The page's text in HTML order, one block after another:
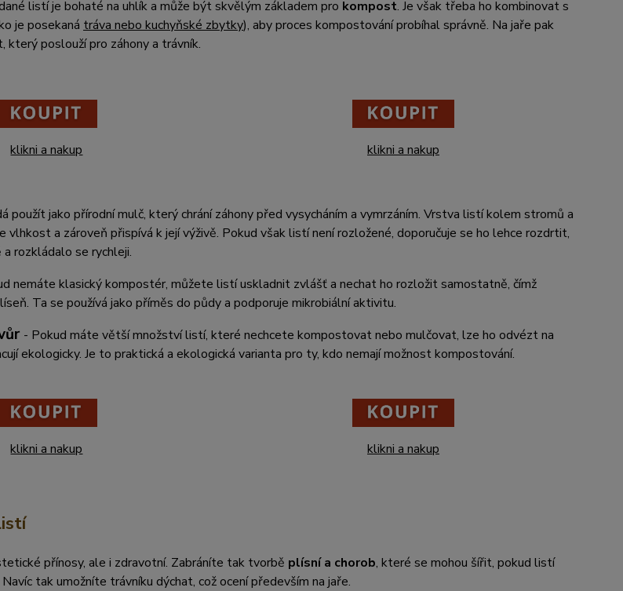
listí je bohaté na uhlík a může být skvělým základem pro kompost. Je však třeba ho kombinovat s
je posekaná tráva nebo kuchyňské zbytky), aby proces kompostování probíhal správně. Na jaře pak
který poslouží pro záhony a trávník.
klikni a nakup klikni a nakup
použít jako přírodní mulč, který chrání záhony před vysycháním a vymrzáním. Vrstva listí kolem stromů a
vlhkost a zároveň přispívá k její výživě. Pokud však listí není rozložené, doporučuje se ho lehce rozdrtit,
rozkládalo se rychleji.
nemáte klasický kompostér, můžete listí uskladnit zvlášť a nechat ho rozložit samostatně, čímž
Ta se používá jako příměs do půdy a podporuje mikrobiální aktivitu.
- Pokud máte větší množství listí, které nechcete kompostovat nebo mulčovat, lze ho odvézt na
ekologicky. Je to praktická a ekologická varianta pro ty, kdo nemají možnost kompostování.
klikni a nakup klikni a nakup
přínosy, ale i zdravotní. Zabráníte tak tvorbě plísní a chorob, které se mohou šířit, pokud listí
tak umožníte trávníku dýchat, což ocení především na jaře.